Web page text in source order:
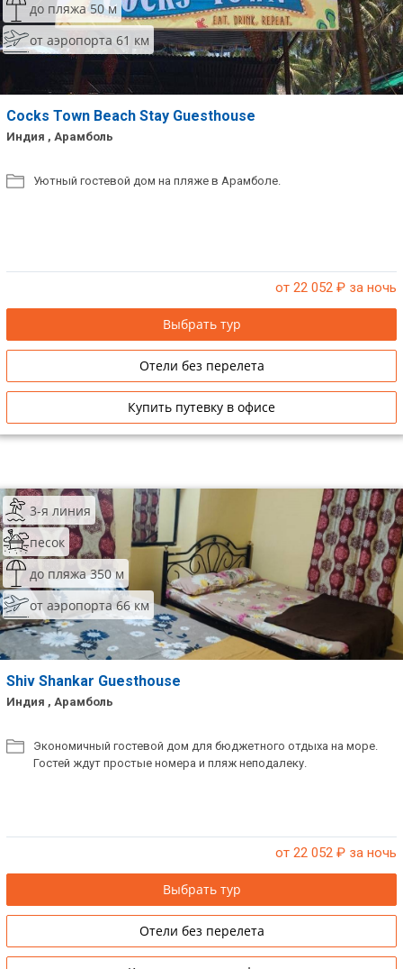
до пляжа 50 м
от аэропорта 61 км
Cocks Town Beach Stay Guesthouse
Индия , Арамболь
Уютный гостевой дом на пляже в Арамболе.
от 22 052 ₽ за ночь
Выбрать тур
Отели без перелета
Купить путевку в офисе
3-я линия
песок
до пляжа 350 м
от аэропорта 66 км
Shiv Shankar Guesthouse
Индия , Арамболь
Экономичный гостевой дом для бюджетного отдыха на море.
Гостей ждут простые номера и пляж неподалеку.
от 22 052 ₽ за ночь
Выбрать тур
Отели без перелета